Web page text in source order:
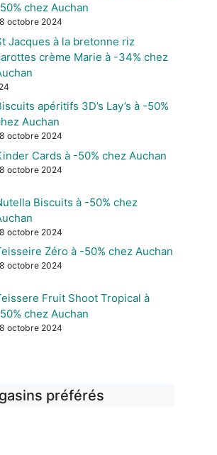
chez Auchan
octobre 2024
Jacques à la bretonne riz
crème Marie à -34% chez
apéritifs 3D’s Lay’s à -50%
Auchan
octobre 2024
Cards à -50% chez Auchan
octobre 2024
Biscuits à -50% chez
octobre 2024
Zéro à -50% chez Auchan
octobre 2024
Fruit Shoot Tropical à
chez Auchan
octobre 2024
préférés